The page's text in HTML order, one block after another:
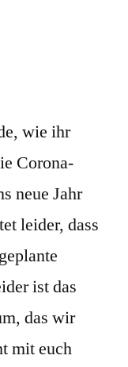
wie ihr
Corona-
neue Jahr
leider, dass
ist das
das wir
mit euch